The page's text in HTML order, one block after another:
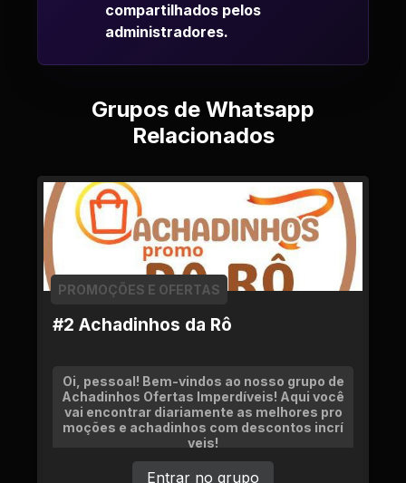
compartilhados pelos
administradores.
Grupos de Whatsapp
Relacionados
#2 Achadinhos da Rô
PROMOÇÕES E OFERTAS
Oi, pessoal! Bem-vindos ao nosso grupo de
Achadinhos Ofertas Imperdíveis! Aqui você
vai encontrar diariamente as melhores pro
moções e achadinhos com descontos incrí
veis!
Entrar no grupo